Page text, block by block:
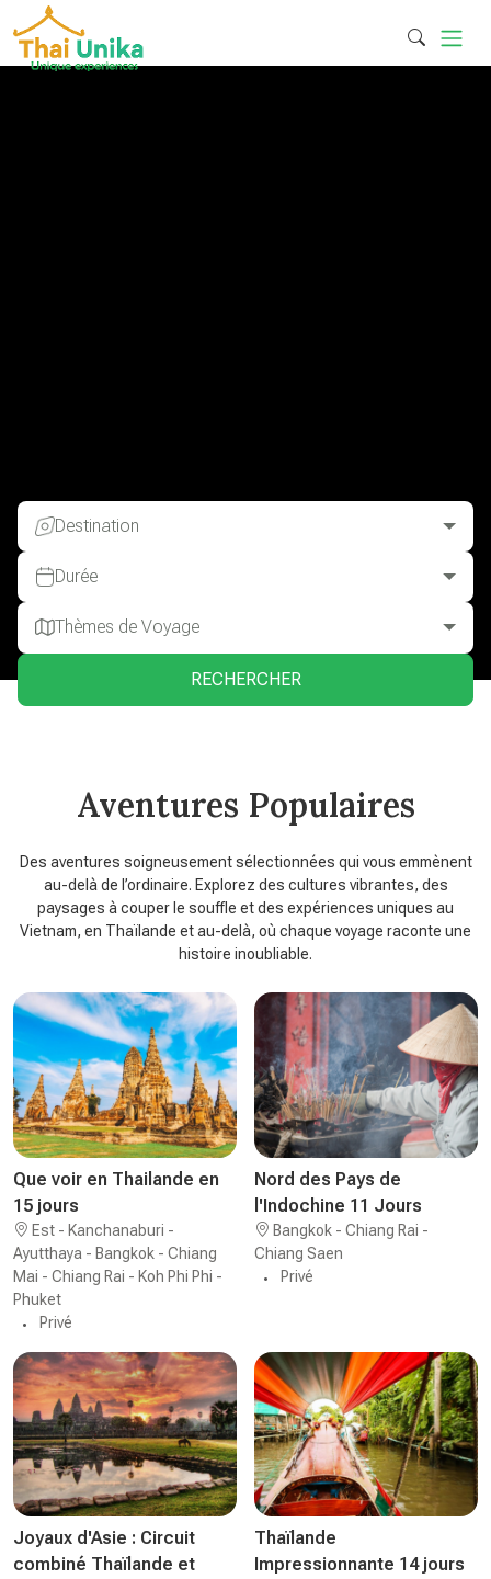
Destination
Durée
Thèmes de Voyage
RECHERCHER
Aventures Populaires
Des aventures soigneusement sélectionnées qui vous emmènent
au-delà de l’ordinaire. Explorez des cultures vibrantes, des
paysages à couper le souffle et des expériences uniques au
Vietnam, en Thaïlande et au-delà, où chaque voyage raconte une
histoire inoubliable.
Que voir en Thailande en
15 jours
Est - Kanchanaburi -
Ayutthaya - Bangkok - Chiang
Mai - Chiang Rai - Koh Phi Phi -
Phuket
Privé
Nord des Pays de
l'Indochine 11 Jours
Bangkok - Chiang Rai -
Chiang Saen
Privé
Joyaux d'Asie : Circuit
combiné Thaïlande et
Thaïlande
Impressionnante 14 jours